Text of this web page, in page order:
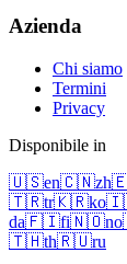
Azienda
Chi siamo
Termini
Privacy
Disponibile in
🇺🇸en🇨🇳zh
🇹🇷tr🇰🇷ko
da🇫🇮fi🇳🇴no
🇹🇭th🇷🇺ru